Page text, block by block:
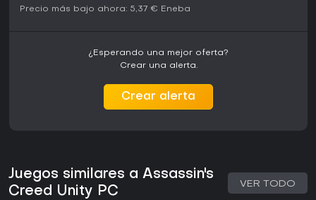
Precio más bajo ahora: 5,37 € Eneba
¿Esperando una mejor oferta?
Crear una alerta.
Crear alerta
Juegos similares a Assassin's
Creed Unity PC
VER TODO